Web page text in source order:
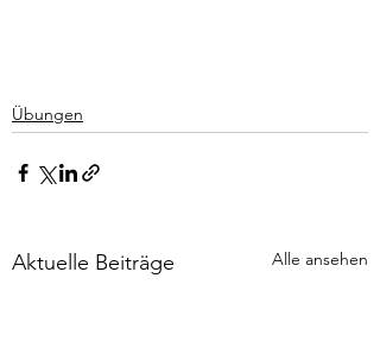
Übungen
Aktuelle Beiträge Alle ansehen